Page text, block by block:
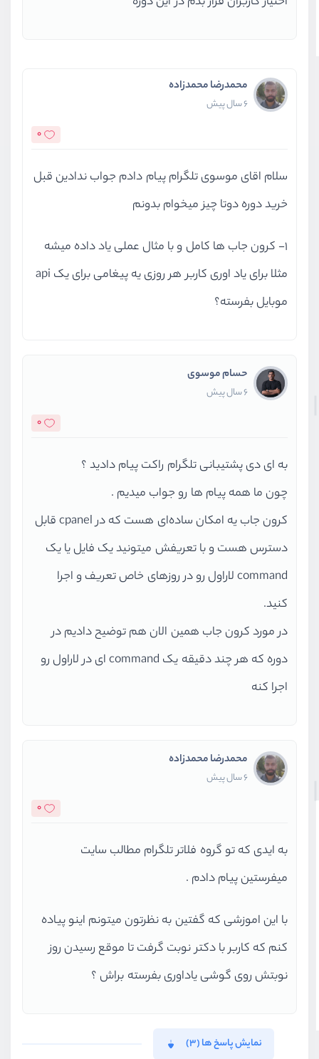
محمدرضا محمدزاده
6 سال پیش
0
سلام اقای موسوی تلگرام پیام دادم جواب ندادین قبل
خرید دوره دوتا چیز میخوام بدونم
1- کرون جاب ها کامل و با مثال عملی یاد داده میشه
مثلا برای یاد اوری کاربر هر روزی یه پیغامی برای یک api
موبایل بفرسته؟
حسام موسوی
6 سال پیش
0
به ای دی پشتیبانی تلگرام راکت پیام دادید ؟
چون ما همه پیام ها رو جواب میدیم .
کرون جاب یه امکان ساده‌ای هست که در cpanel قابل
دسترس هست و با تعریفش میتونید یک فایل یا یک
command لاراول رو در روز‌های خاص تعریف و اجرا
کنید.
در مورد کرون جاب همین الان هم توضیح دادیم در
دوره که هر چند دقیقه یک command ای در لاراول رو
اجرا کنه
محمدرضا محمدزاده
6 سال پیش
0
به ایدی که تو گروه فلاتر تلگرام مطالب سایت
میفرستین پیام دادم .
با این اموزشی که گفتین به نظرتون میتونم اینو پیاده
کنم که کاربر با دکتر نوبت گرفت تا موقع رسیدن روز
نوبتش روی گوشی یاداوری بفرسته براش ؟
نمایش پاسخ ها (3)